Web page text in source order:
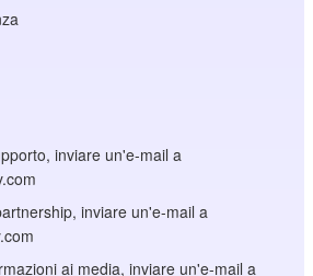
inviare un'e-mail a
inviare un'e-mail a
ai media, inviare un'e-mail a